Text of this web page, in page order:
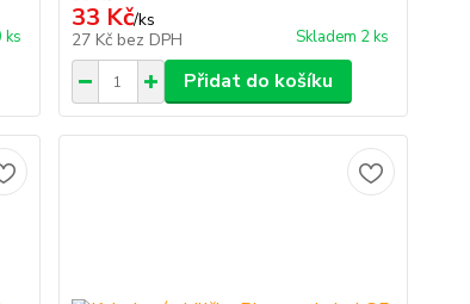
ks
33 Kč/ks
27 Kč bez DPH Skladem 2 ks
Přidat do košíku